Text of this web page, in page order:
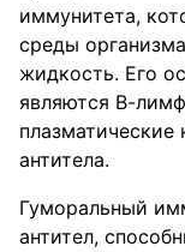
иммунитета,
среды
жидкость. Его
являются В-
плазматические
антитела.
Гуморальный
антител,